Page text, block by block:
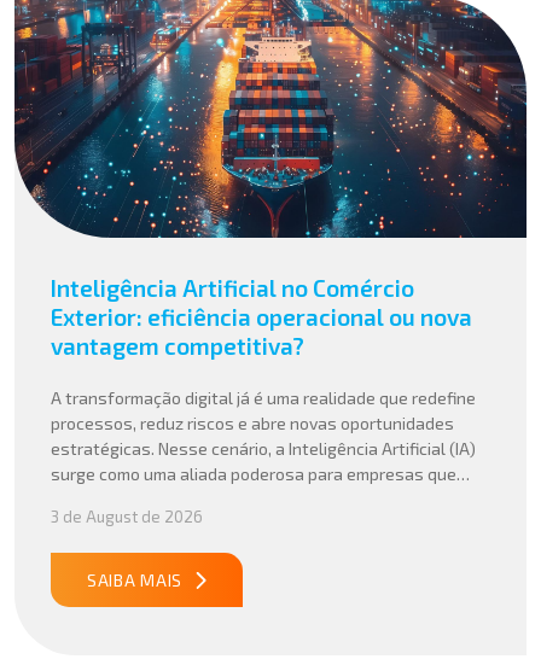
Inteligência Artificial no Comércio
Exterior: eficiência operacional ou nova
vantagem competitiva?
A transformação digital já é uma realidade que redefine
processos, reduz riscos e abre novas oportunidades
estratégicas. Nesse cenário, a Inteligência Artificial (IA)
surge como uma aliada poderosa para empresas que
suas operações internacionais. Mais do que automatizar
tarefas, a IA vem sendo aplicada para interpretar dados
complexos, […]
3 de August de 2026
SAIBA MAIS